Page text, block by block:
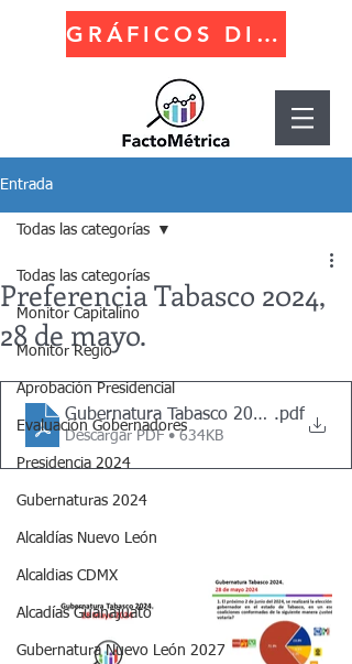
GRÁFICOS DINÁMICOS
Entrada
Todas las categorías
Monitor Capitalino
Monitor Regio
Aprobación Presidencial
Evaluación Gobernadores
Presidencia 2024
Gubernaturas 2024
Alcaldías Nuevo León
Alcaldias CDMX
Alcadías Guanajuato
Gubernatura Nuevo León 2027
Todas las categorías
Preferencia Tabasco 2024,
28 de mayo.
Gubernatura Tabasco 2024 - 28 de
.pdf
Descargar PDF • 634KB